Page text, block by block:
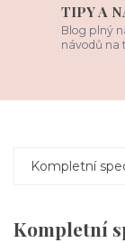
TIPY A
Blog plný
návodů na
Kompletní
Kompletní